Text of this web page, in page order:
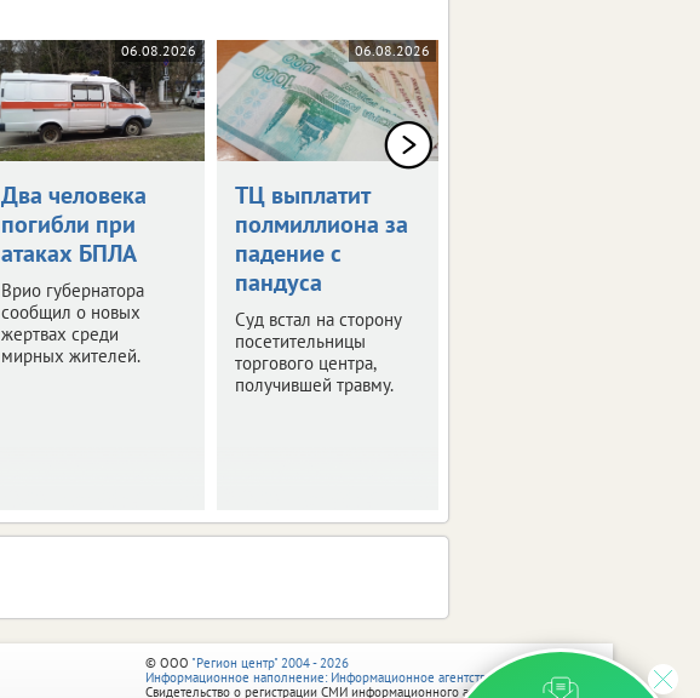
06.08.2026
Два человека
погибли при
атаках БПЛА
Врио губернатора
сообщил о новых
жертвах среди
мирных жителей.
06.08.2026
ТЦ выплатит
полмиллиона за
падение с
пандуса
Суд встал на сторону
посетительницы
торгового центра,
получившей травму.
© ООО "Регион центр" 2004 - 2026
Информационное наполнение: Информационное агентство vRossii.ru
Свидетельство о регистрации СМИ информационного агентства vRossii.ru